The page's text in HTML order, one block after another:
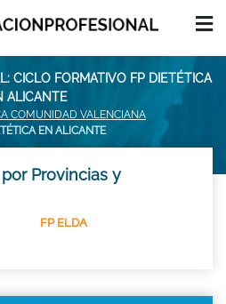
CICLO FORMATIVO FP DIETÉTICA
ALICANTE
COMUNIDAD VALENCIANA
EN ALICANTE
Provincias y
FP ELDA